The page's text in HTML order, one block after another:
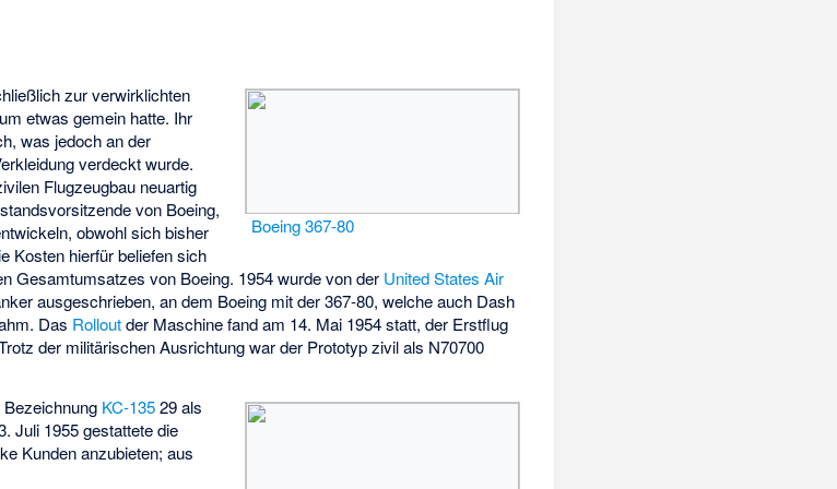
Boeing 367-80
zur verwirklichten
etwas gemein hatte. Ihr
was jedoch an der
verdeckt wurde.
Flugzeugbau neuartig
von Boeing,
obwohl sich bisher
Kosten hierfür beliefen sich
Gesamtumsatzes von Boeing. 1954 wurde von der United States Air
ausgeschrieben, an dem Boeing mit der 367-80, welche auch Dash
Das Rolloutder Maschine fand am 14. Mai 1954 statt, der Erstflug
der militärischen Ausrichtung war der Prototyp zivil als N70700
KC-13529 als
Juli 1955 gestattete die
Kunden anzubieten; aus